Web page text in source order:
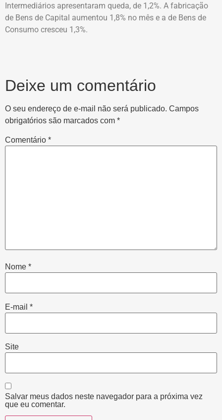
Intermediários apresentaram queda, de 1,2%. A fabricação
de Bens de Capital aumentou 1,8% no mês e a de Bens de
Consumo cresceu 1,3%.
Deixe um comentário
O seu endereço de e-mail não será publicado. Campos
obrigatórios são marcados com *
Comentário *
Nome *
E-mail *
Site
Salvar meus dados neste navegador para a próxima vez
que eu comentar.